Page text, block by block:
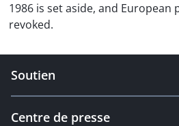
1986 is set aside, and European
revoked.
Soutien
Centre de presse